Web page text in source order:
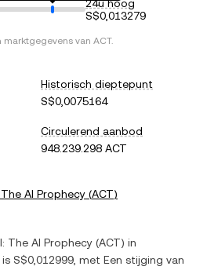
24u hoog
S$0,013279
marktgegevens van ACT.
Historisch dieptepunt
S$0,0075164
Circulerend aanbod
948.239.298 ACT
AI Prophecy (ACT)
The AI Prophecy (ACT) in
is S$0,012999 , met Een stijging van